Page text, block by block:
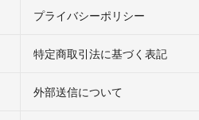
プライバシーポリシー
特定商取引法に基づく表記
外部送信について